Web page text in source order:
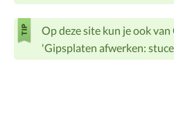
Op deze site kun je ook
'Gipsplaten afwerken: